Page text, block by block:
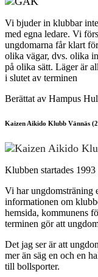
Vi bjuder in klubbar
med egna ledare. Vi
ungdomarna får klart
olika vägar, dvs. olika
på olika sätt. Läger är
i slutet av terminen
Berättat av Hampus
Kaizen Aikido Klubb Vännäs
Klubben startades
Vi har ungdomsträning
informationen om
hemsida, kommunens
terminen gör att
Det jag ser är att
mer än säg en och en
till bollsporter.